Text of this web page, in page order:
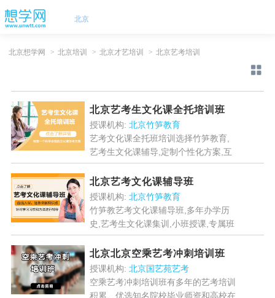
北京
北京想学网 > 北京培训 > 北京才艺培训 > 北京艺考培训
北京艺考生文化课全托培训班
授课机构: 北京竹笋教育
艺考文化课全托班培训选择竹笋教育,
艺考生文化课辅导,定制个性化方案,互
动式艺考生文化课辅导,专属学习方案,
随约随学,课程内容丰富...[详情]
北京艺考文化课辅导班
授课机构: 北京竹笋教育
竹笋教艺考文化课辅导班,多年办学历
史,艺考生文化课集训,小班授课,专属班
主任带队,艺术考试文化课辅导,夯实基
础+讲透考点+备考规划,不让文化课拖
后腿,冲刺目标学...[详情]
北京北京空乘艺考冲刺培训班
授课机构: 北京国艺苑艺考
空乘艺考冲刺培训班有多年的艺考培训
积累、优选知名院校毕业师资和高校在